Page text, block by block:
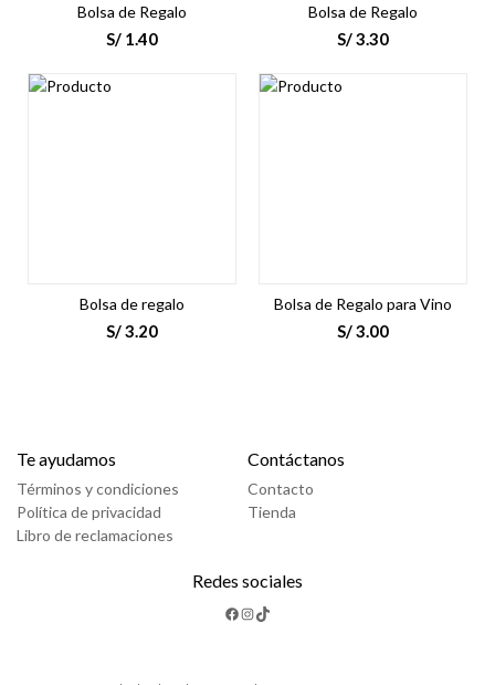
Bolsa de Regalo
S/ 1.40
Bolsa de Regalo
S/3.30
Bolsa de regalo
S/3.20
Bolsa de Regalo para Vino
S/3.00
Te ayudamos
Términos y condiciones
Política de privacidad
Libro de reclamaciones
Contáctanos
Contacto
Tienda
Redes sociales
Facebook Instagram TikTok